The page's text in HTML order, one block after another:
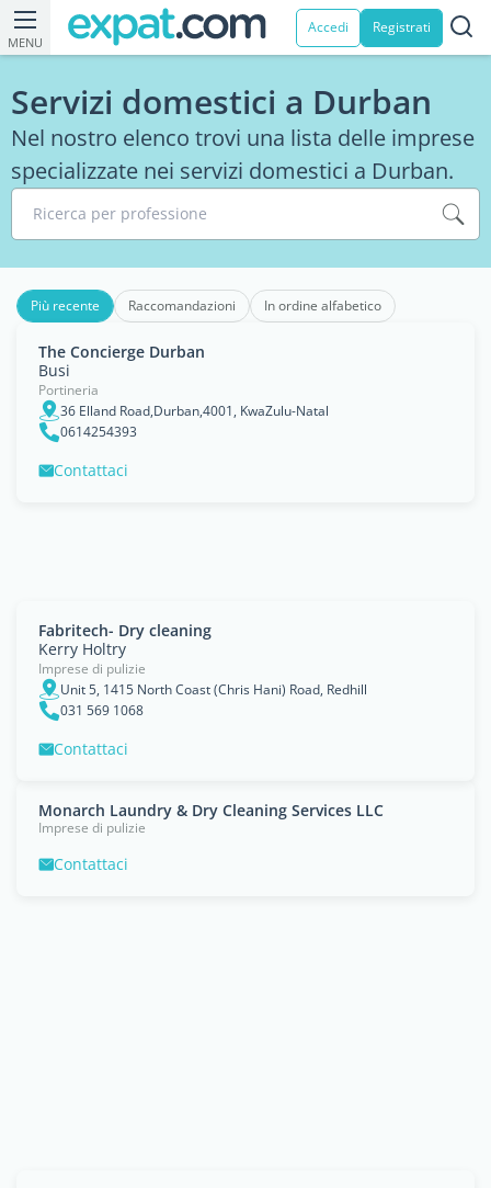
MENU
Accedi Registrati
Servizi domestici a Durban
Nel nostro elenco trovi una lista delle imprese
specializzate nei servizi domestici a Durban.
Ricerca per professione
Più recente Raccomandazioni In ordine alfabetico
The Concierge Durban
Busi
Portineria
36 Elland Road,Durban,4001, KwaZulu-Natal
0614254393
Contattaci
Fabritech- Dry cleaning
Kerry Holtry
Imprese di pulizie
Unit 5, 1415 North Coast (Chris Hani) Road, Redhill
031 569 1068
Contattaci
Monarch Laundry & Dry Cleaning Services LLC
Imprese di pulizie
Contattaci